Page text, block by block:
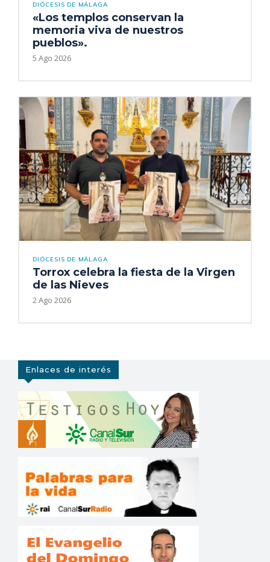
DIÓCESIS DE MÁLAGA
«Los templos conservan la
memoria viva de nuestros
pueblos».
5 Ago 2026
DIÓCESIS DE MÁLAGA
Torrox celebra la fiesta de la Virgen
de las Nieves
2 Ago 2026
Enlaces de interés